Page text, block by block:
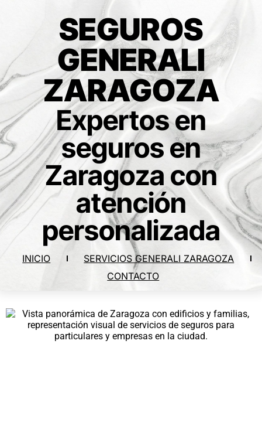
SEGUROS
GENERALI
ZARAGOZA
Expertos en
seguros en
Zaragoza con
atención
personalizada
INICIO
SERVICIOS GENERALI ZARAGOZA
CONTACTO